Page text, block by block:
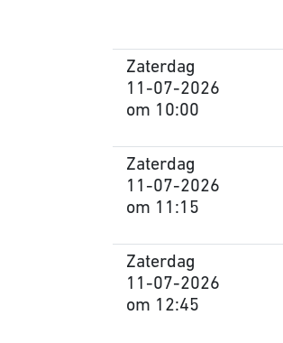
Zaterdag
11-07-2026
om 10:00
Zaterdag
11-07-2026
om 11:15
Zaterdag
11-07-2026
om 12:45